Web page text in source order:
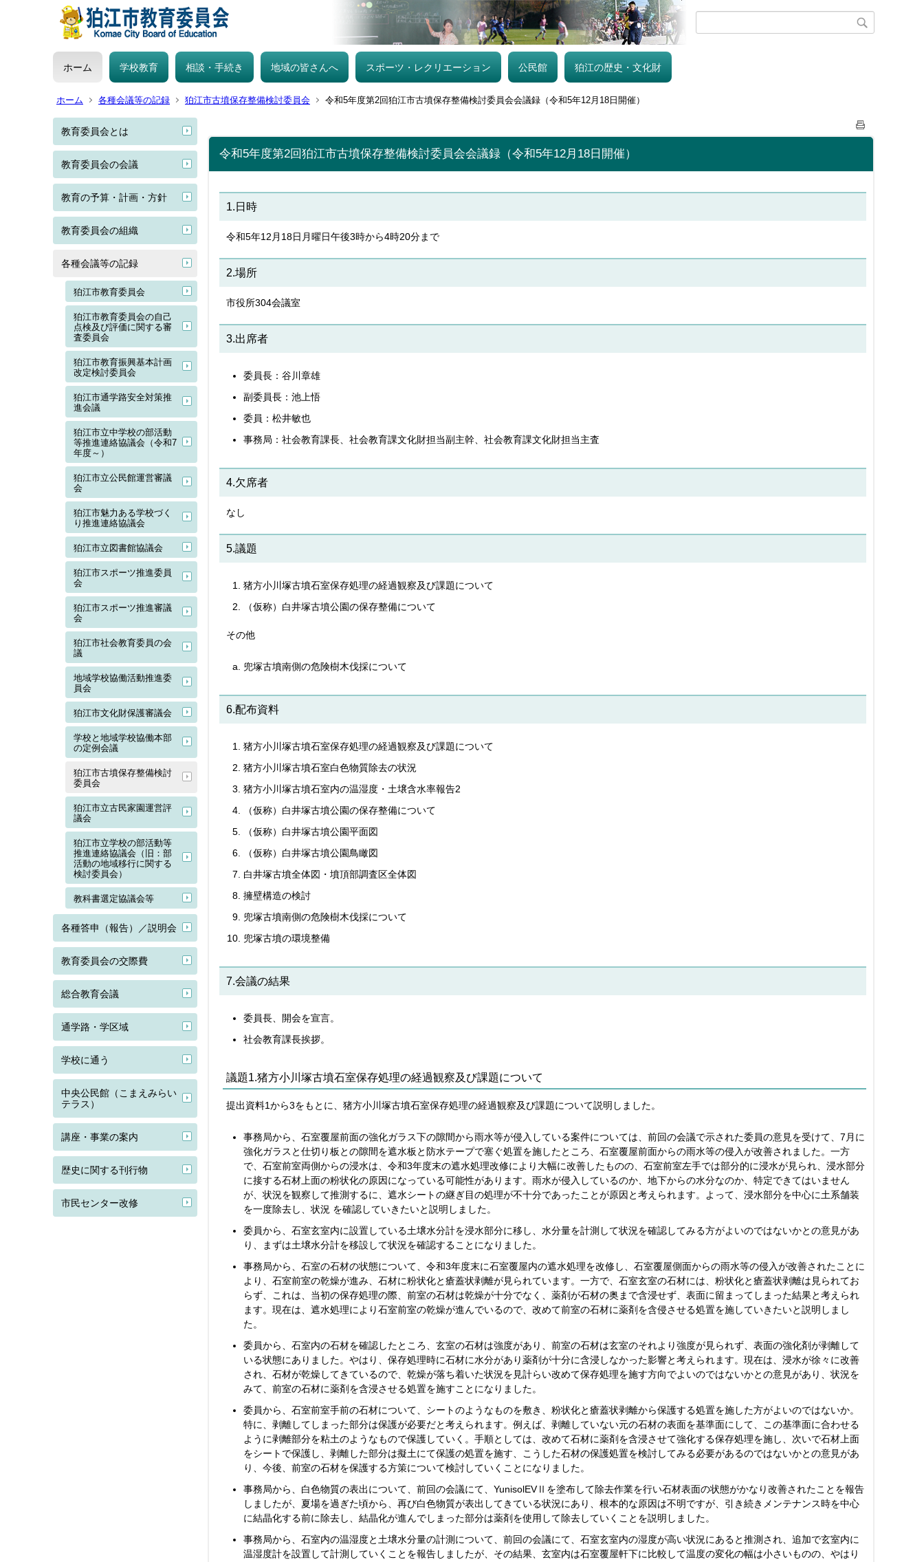
ホーム 学校教育 相談・手続き 地域の皆さんへ スポーツ・レクリエーション 公民館 狛江の歴史・文化財
ホーム 各種会議等の記録 狛江市古墳保存整備検討委員会 令和5年度第2回狛江市古墳保存整備検討委員会会議録（令和5年12月18日開催）
教育委員会とは
教育委員会の会議
教育の予算・計画・方針
教育委員会の組織
各種会議等の記録
狛江市教育委員会
狛江市教育委員会の自己
点検及び評価に関する審
査委員会
狛江市教育振興基本計画
改定検討委員会
狛江市通学路安全対策推
進会議
狛江市立中学校の部活動
等推進連絡協議会（令和7
年度～）
狛江市立公民館運営審議
会
狛江市魅力ある学校づく
り推進連絡協議会
狛江市立図書館協議会
狛江市スポーツ推進委員
会
狛江市スポーツ推進審議
会
狛江市社会教育委員の会
議
地域学校協働活動推進委
員会
狛江市文化財保護審議会
学校と地域学校協働本部
の定例会議
狛江市古墳保存整備検討
委員会
狛江市立古民家園運営評
議会
狛江市立学校の部活動等
推進連絡協議会（旧：部
活動の地域移行に関する
検討委員会）
教科書選定協議会等
各種答申（報告）／説明会
教育委員会の交際費
総合教育会議
通学路・学区域
学校に通う
中央公民館（こまえみらい
テラス）
講座・事業の案内
歴史に関する刊行物
市民センター改修
令和5年度第2回狛江市古墳保存整備検討委員会会議録（令和5年12月18日開催）
1.日時
令和5年12月18日月曜日午後3時から4時20分まで
2.場所
市役所304会議室
3.出席者
委員長：谷川章雄
副委員長：池上悟
委員：松井敏也
事務局：社会教育課長、社会教育課文化財担当副主幹、社会教育課文化財担当主査
4.欠席者
なし
5.議題
猪方小川塚古墳石室保存処理の経過観察及び課題について
（仮称）白井塚古墳公園の保存整備について
その他
兜塚古墳南側の危険樹木伐採について
6.配布資料
猪方小川塚古墳石室保存処理の経過観察及び課題について
猪方小川塚古墳石室白色物質除去の状況
猪方小川塚古墳石室内の温湿度・土壌含水率報告2
（仮称）白井塚古墳公園の保存整備について
（仮称）白井塚古墳公園平面図
（仮称）白井塚古墳公園鳥瞰図
白井塚古墳全体図・墳頂部調査区全体図
擁壁構造の検討
兜塚古墳南側の危険樹木伐採について
兜塚古墳の環境整備
7.会議の結果
委員長、開会を宣言。
社会教育課長挨拶。
議題1.猪方小川塚古墳石室保存処理の経過観察及び課題について
提出資料1から3をもとに、猪方小川塚古墳石室保存処理の経過観察及び課題について説明しました。
事務局から、石室覆屋前面の強化ガラス下の隙間から雨水等が侵入している案件については、前回の会議で示された委員の意見を受けて、7月に
強化ガラスと仕切り板との隙間を遮水板と防水テープで塞ぐ処置を施したところ、石室覆屋前面からの雨水等の侵入が改善されました。一方
で、石室前室両側からの浸水は、令和3年度末の遮水処理改修により大幅に改善したものの、石室前室左手では部分的に浸水が見られ、浸水部分
に接する石材上面の粉状化の原因になっている可能性があります。雨水が侵入しているのか、地下からの水分なのか、特定できてはいません
が、状況を観察して推測するに、遮水シートの継ぎ目の処理が不十分であったことが原因と考えられます。よって、浸水部分を中心に土系舗装
を一度除去し、状況 を確認していきたいと説明しました。
委員から、石室玄室内に設置している土壌水分計を浸水部分に移し、水分量を計測して状況を確認してみる方がよいのではないかとの意見があ
り、まずは土壌水分計を移設して状況を確認することになりました。
事務局から、石室の石材の状態について、令和3年度末に石室覆屋内の遮水処理を改修し、石室覆屋側面からの雨水等の侵入が改善されたことに
より、石室前室の乾燥が進み、石材に粉状化と瘡蓋状剥離が見られています。一方で、石室玄室の石材には、粉状化と瘡蓋状剥離は見られてお
らず、これは、当初の保存処理の際、前室の石材は乾燥が十分でなく、薬剤が石材の奥まで含浸せず、表面に留まってしまった結果と考えられ
ます。現在は、遮水処理により石室前室の乾燥が進んでいるので、改めて前室の石材に薬剤を含侵させる処置を施していきたいと説明しまし
た。
委員から、石室内の石材を確認したところ、玄室の石材は強度があり、前室の石材は玄室のそれより強度が見られず、表面の強化剤が剥離して
いる状態にありました。やはり、保存処理時に石材に水分があり薬剤が十分に含浸しなかった影響と考えられます。現在は、浸水が徐々に改善
され、石材が乾燥してきているので、乾燥が落ち着いた状況を見計らい改めて保存処理を施す方向でよいのではないかとの意見があり、状況を
みて、前室の石材に薬剤を含浸させる処置を施すことになりました。
委員から、石室前室手前の石材について、シートのようなものを敷き、粉状化と瘡蓋状剥離から保護する処置を施した方がよいのではないか。
特に、剥離してしまった部分は保護が必要だと考えられます。例えば、剥離していない元の石材の表面を基準面にして、この基準面に合わせる
ように剥離部分を粘土のようなもので保護していく。手順としては、改めて石材に薬剤を含浸させて強化する保存処理を施し、次いで石材上面
をシートで保護し、剥離した部分は擬土にて保護の処置を施す、こうした石材の保護処置を検討してみる必要があるのではないかとの意見があ
り、今後、前室の石材を保護する方策について検討していくことになりました。
事務局から、白色物質の表出について、前回の会議にて、YunisolEVⅡを塗布して除去作業を行い石材表面の状態がかなり改善されたことを報告
しましたが、夏場を過ぎた頃から、再び白色物質が表出してきている状況にあり、根本的な原因は不明ですが、引き続きメンテナンス時を中心
に結晶化する前に除去し、結晶化が進んでしまった部分は薬剤を使用して除去していくことを説明しました。
事務局から、石室内の温湿度と土壌水分量の計測について、前回の会議にて、石室玄室内の湿度が高い状況にあると推測され、追加で玄室内に
温湿度計を設置して計測していくことを報告しましたが、その結果、玄室内は石室覆屋軒下に比較して温度の変化の幅は小さいものの、やはり